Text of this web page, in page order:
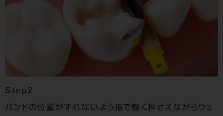
Step2
バンドの位置がずれないよう指で軽く押さえながらウェ